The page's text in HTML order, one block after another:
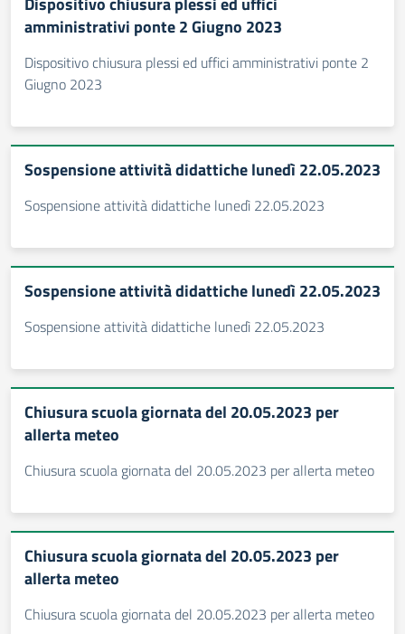
amministrativi ponte 2 Giugno 2023
Dispositivo chiusura plessi ed uffici amministrativi ponte 2
Giugno 2023
Sospensione attività didattiche lunedì 22.05.2023
Sospensione attività didattiche lunedì 22.05.2023
Sospensione attività didattiche lunedì 22.05.2023
Sospensione attività didattiche lunedì 22.05.2023
Chiusura scuola giornata del 20.05.2023 per
allerta meteo
Chiusura scuola giornata del 20.05.2023 per allerta meteo
Chiusura scuola giornata del 20.05.2023 per
allerta meteo
Chiusura scuola giornata del 20.05.2023 per allerta meteo